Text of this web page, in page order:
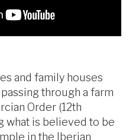
and family houses
through a farm
Order (12th
what is believed to be
in the Iberian